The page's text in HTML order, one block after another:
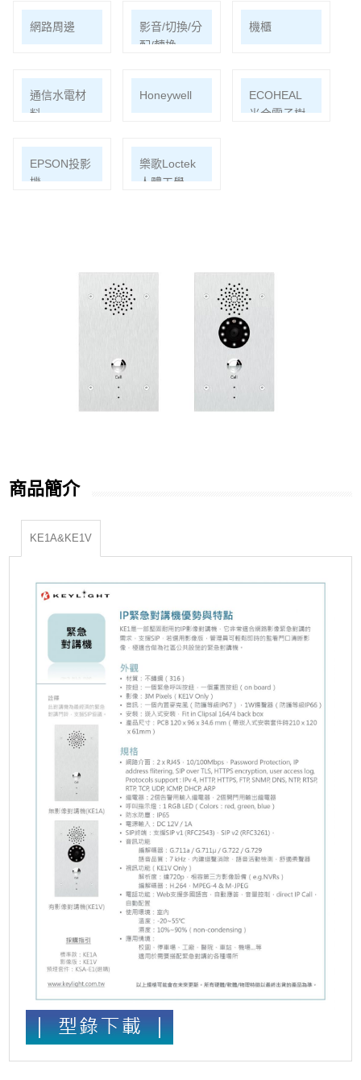
網路周邊
影音/切換/分
配/轉換
機櫃
通信水電材
料
Honeywell
ECOHEAL
光合電子樹
EPSON投影
機
樂歌Loctek
人體工學
商品簡介
KE1A&KE1V